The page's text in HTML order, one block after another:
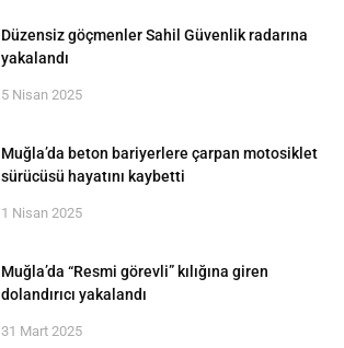
Düzensiz göçmenler Sahil Güvenlik radarına
yakalandı
5 Nisan 2025
Muğla’da beton bariyerlere çarpan motosiklet
sürücüsü hayatını kaybetti
1 Nisan 2025
Muğla’da “Resmi görevli” kılığına giren
dolandırıcı yakalandı
31 Mart 2025